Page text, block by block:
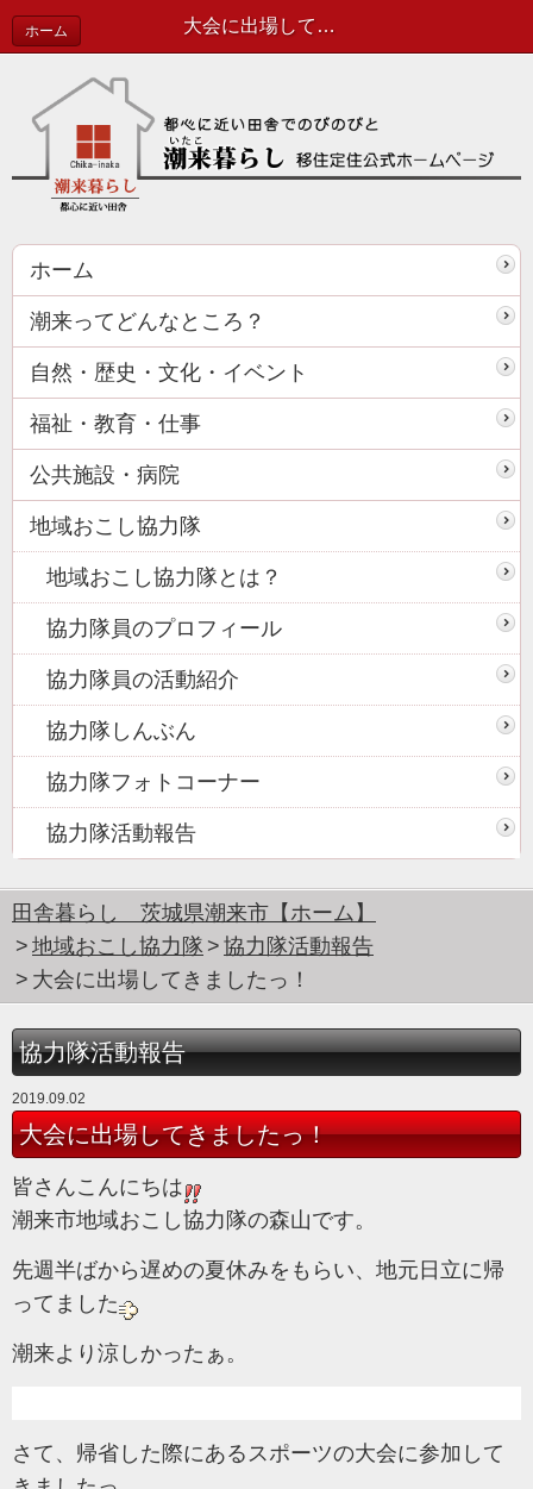
大会に出場してきましたっ！ | 協力隊活動報告
ホーム
ホーム
潮来ってどんなところ？
自然・歴史・文化・イベント
福祉・教育・仕事
公共施設・病院
地域おこし協力隊
地域おこし協力隊とは？
協力隊員のプロフィール
協力隊員の活動紹介
協力隊しんぶん
協力隊フォトコーナー
協力隊活動報告
田舎暮らし 茨城県潮来市【ホーム】
地域おこし協力隊
協力隊活動報告
大会に出場してきましたっ！
協力隊活動報告
2019.09.02
大会に出場してきましたっ！
皆さんこんにちは
潮来市地域おこし協力隊の森山です。
先週半ばから遅めの夏休みをもらい、地元日立に帰
ってました
潮来より涼しかったぁ。
さて、帰省した際にあるスポーツの大会に参加して